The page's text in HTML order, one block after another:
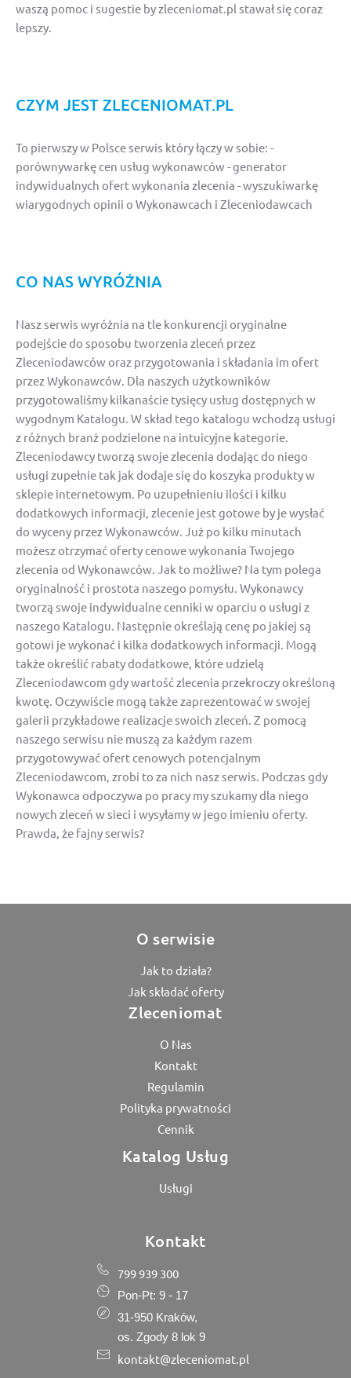
waszą pomoc i sugestie by zleceniomat.pl stawał się coraz
lepszy.
CZYM JEST ZLECENIOMAT.PL
To pierwszy w Polsce serwis który łączy w sobie: -
porównywarkę cen usług wykonawców - generator
indywidualnych ofert wykonania zlecenia - wyszukiwarkę
wiarygodnych opinii o Wykonawcach i Zleceniodawcach
CO NAS WYRÓŻNIA
Nasz serwis wyróżnia na tle konkurencji oryginalne
podejście do sposobu tworzenia zleceń przez
Zleceniodawców oraz przygotowania i składania im ofert
przez Wykonawców. Dla naszych użytkowników
przygotowaliśmy kilkanaście tysięcy usług dostępnych w
wygodnym Katalogu. W skład tego katalogu wchodzą usługi
z różnych branż podzielone na intuicyjne kategorie.
Zleceniodawcy tworzą swoje zlecenia dodając do niego
usługi zupełnie tak jak dodaje się do koszyka produkty w
sklepie internetowym. Po uzupełnieniu ilości i kilku
dodatkowych informacji, zlecenie jest gotowe by je wysłać
do wyceny przez Wykonawców. Już po kilku minutach
możesz otrzymać oferty cenowe wykonania Twojego
zlecenia od Wykonawców. Jak to możliwe? Na tym polega
oryginalność i prostota naszego pomysłu. Wykonawcy
tworzą swoje indywidualne cenniki w oparciu o usługi z
naszego Katalogu. Następnie określają cenę po jakiej są
gotowi je wykonać i kilka dodatkowych informacji. Mogą
także określić rabaty dodatkowe, które udzielą
Zleceniodawcom gdy wartość zlecenia przekroczy określoną
kwotę. Oczywiście mogą także zaprezentować w swojej
galerii przykładowe realizacje swoich zleceń. Z pomocą
naszego serwisu nie muszą za każdym razem
przygotowywać ofert cenowych potencjalnym
Zleceniodawcom, zrobi to za nich nasz serwis. Podczas gdy
Wykonawca odpoczywa po pracy my szukamy dla niego
nowych zleceń w sieci i wysyłamy w jego imieniu oferty.
Prawda, że fajny serwis?
O serwisie
Jak to działa?
Jak składać oferty
Zleceniomat
O Nas
Kontakt
Regulamin
Polityka prywatności
Cennik
Katalog Usług
Usługi
Kontakt
799 939 300
Pon-Pt: 9 - 17
31-950 Kraków,
os. Zgody 8 lok 9
kontakt@zleceniomat.pl